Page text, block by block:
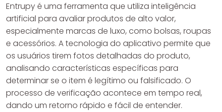
Entrupy é uma ferramenta que utiliza inteligência
artificial para avaliar produtos de alto valor,
especialmente marcas de luxo, como bolsas, roupas
e acessórios. A tecnologia do aplicativo permite que
os usuários tirem fotos detalhadas do produto,
analisando características específicas para
determinar se o item é legítimo ou falsificado. O
processo de verificação acontece em tempo real,
dando um retorno rápido e fácil de entender.